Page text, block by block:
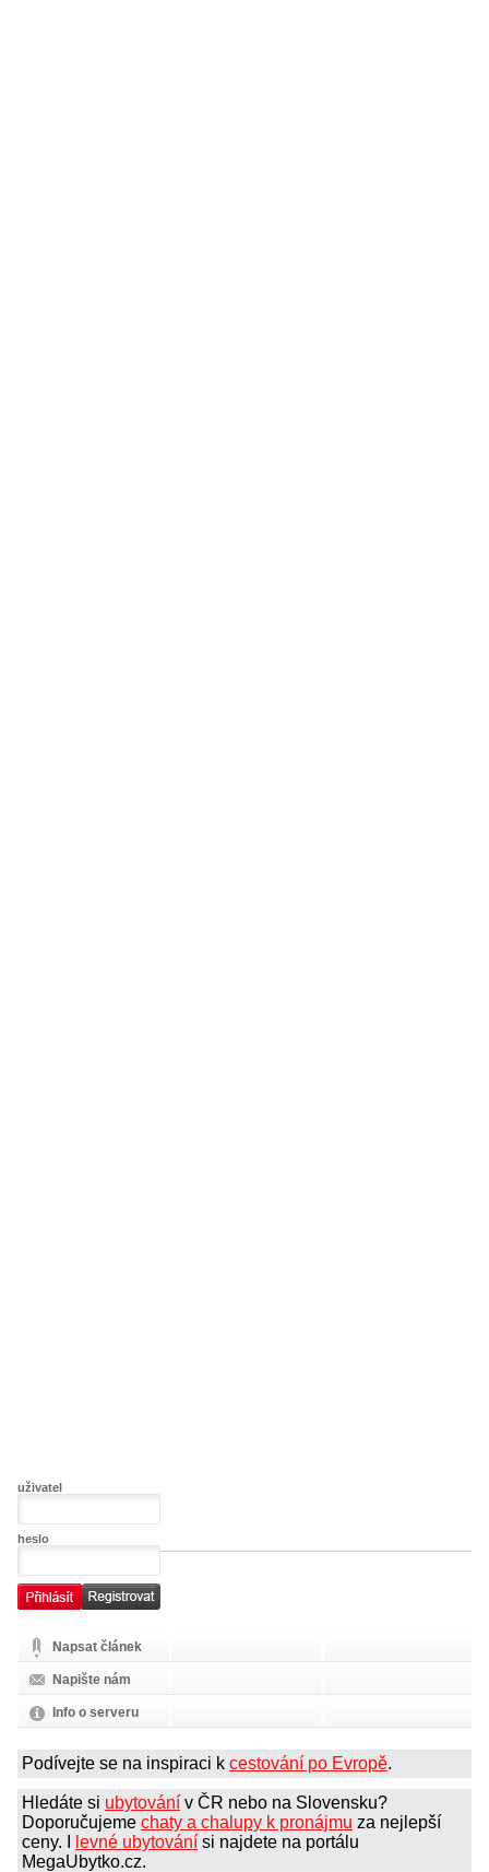
uživatel
heslo
Napsat článek
Napište nám
Info o serveru
Podívejte se na inspiraci k cestování po Evropě.
Hledáte si ubytování v ČR nebo na Slovensku?
Doporučujeme chaty a chalupy k pronájmu za nejlepší
ceny. I
levné ubytování si najdete na portálu
MegaUbytko.cz.